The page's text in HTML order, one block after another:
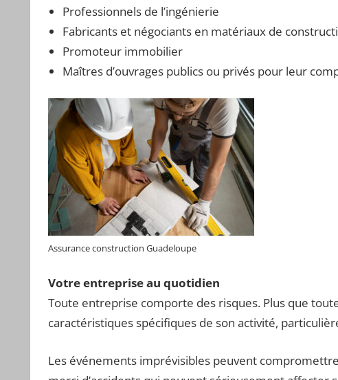
Professionnels de l’ingénierie
Fabricants et négociants en matériaux de
Promoteur immobilier
Maîtres d’ouvrages publics ou privés pour leur
Assurance construction Guadeloupe
Votre entreprise au quotidien
Toute entreprise comporte des risques. Plus que
caractéristiques spécifiques de son activité,
Les événements imprévisibles peuvent